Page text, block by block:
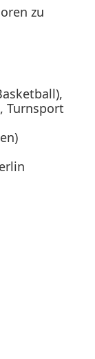
zu
Turnsport